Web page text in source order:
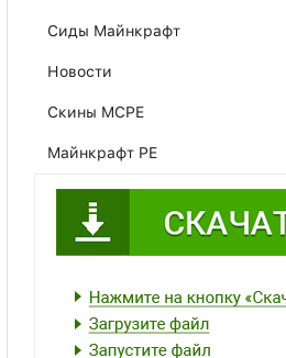
Сиды Майнкрафт
Новости
Скины MCPE
Майнкрафт PE